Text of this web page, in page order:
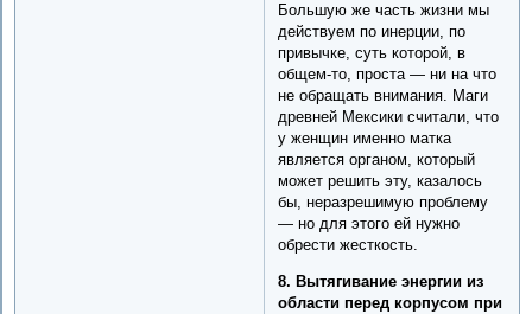
Большую же часть жизни мы
действуем по инерции, по
привычке, суть которой, в
общем-то, проста — ни на что
не обращать внимания. Маги
древней Мексики считали, что
у женщин именно матка
является органом, который
может решить эту, казалось
бы, неразрешимую проблему
— но для этого ей нужно
обрести жесткость.
8. Вытягивание энергии из
области перед корпусом при